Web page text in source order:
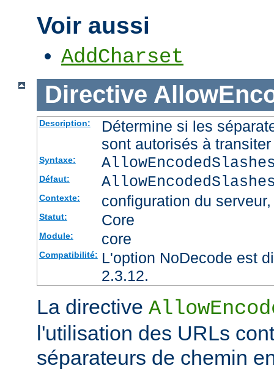
Voir aussi
AddCharset
Directive
Description:
Détermine si les
sont autorisés à
Syntaxe:
Défaut:
Contexte: configuration du
Statut: Core
Module: core
Compatibilité: L'option NoDecode est
2.3.12.
La directive
l'utilisation des URLs
séparateurs de chemin